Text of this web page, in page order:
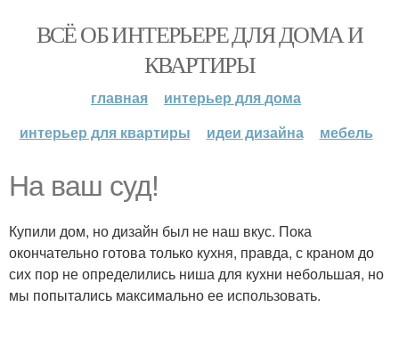
ВСЁ ОБ ИНТЕРЬЕРЕ ДЛЯ ДОМА И
КВАРТИРЫ
главная
интерьер для дома
интерьер для квартиры
идеи дизайна мебель
На ваш суд!
Купили дом, но дизайн был не наш вкус. Пока
окончательно готова только кухня, правда, с краном до
сих пор не определились ниша для кухни небольшая, но
мы попытались максимально ее использовать.